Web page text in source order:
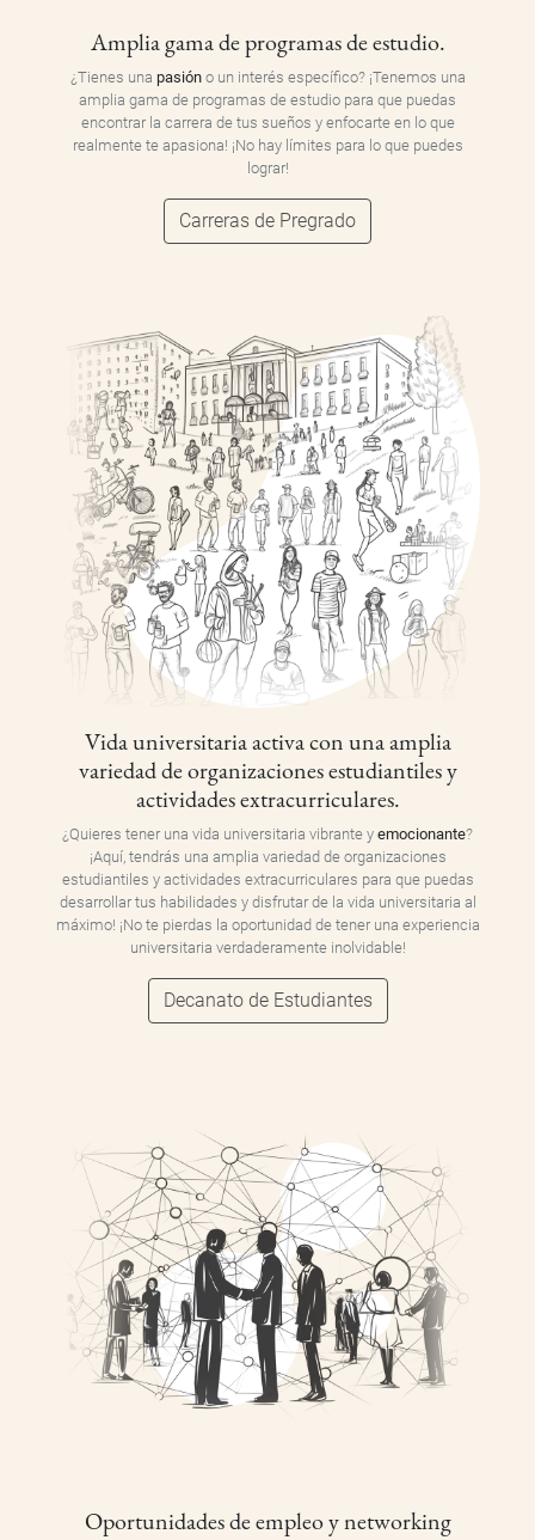
Amplia gama de programas de estudio.
¿Tienes una pasióno un interés específico? ¡Tenemos una
amplia gama de programas de estudio para que puedas
encontrar la carrera de tus sueños y enfocarte en lo que
realmente te apasiona! ¡No hay límites para lo que puedes
lograr!
Carreras de Pregrado
Vida universitaria activa con una amplia
variedad de organizaciones estudiantiles y
actividades extracurriculares.
¿Quieres tener una vida universitaria vibrante y emocionante?
¡Aquí, tendrás una amplia variedad de organizaciones
estudiantiles y actividades extracurriculares para que puedas
desarrollar tus habilidades y disfrutar de la vida universitaria al
máximo! ¡No te pierdas la oportunidad de tener una experiencia
universitaria verdaderamente inolvidable!
Decanato de Estudiantes
Oportunidades de empleo y networking